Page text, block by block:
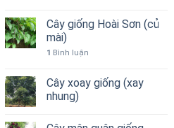
Cây giống Hoài Sơn (củ
mài)
1 Bình luận
Cây xoay giống (xay
nhung)